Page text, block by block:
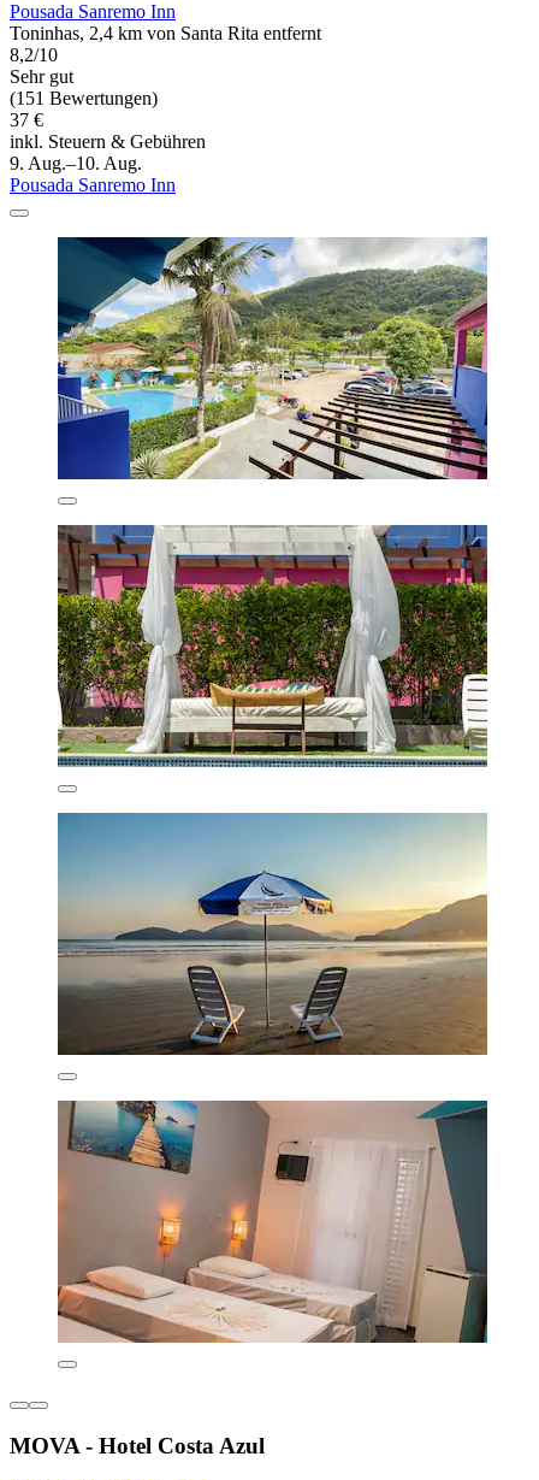
Pousada Sanremo Inn
Toninhas, 2,4 km von Santa Rita entfernt
8,2/10
Sehr gut
(151 Bewertungen)
37 €
inkl. Steuern & Gebühren
9. Aug.–10. Aug.
Pousada Sanremo Inn
MOVA - Hotel Costa Azul